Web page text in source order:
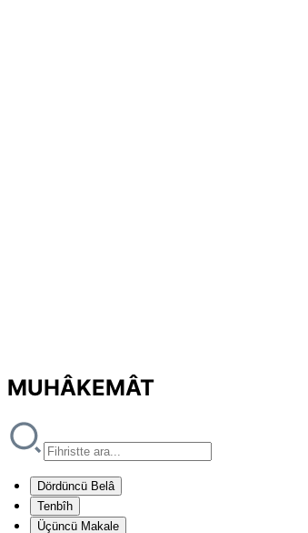
MUHÂKEMÂT
Dördüncü Belâ
Tenbîh
Üçüncü Makale